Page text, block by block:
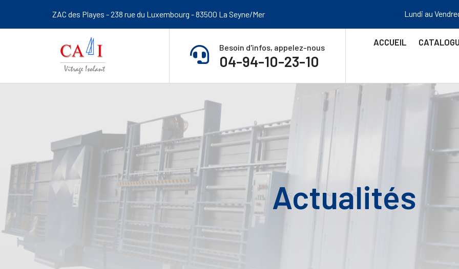
ZAC des Playes - 238 rue du Luxembourg - 83500 La Seyne/Mer Lundi au
Besoin d'infos, appelez-nous
04-94-10-23-10
ACCUEIL
Actualités